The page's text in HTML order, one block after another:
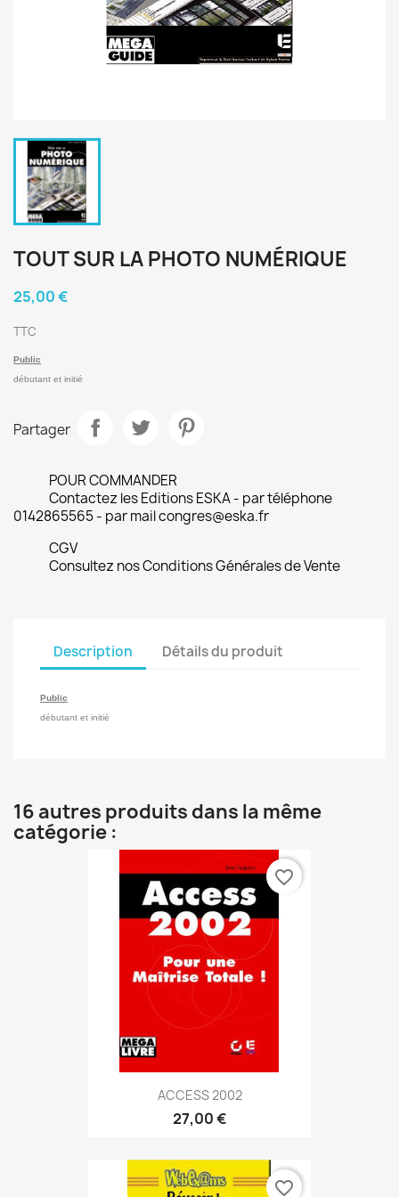
TOUT SUR LA PHOTO NUMÉRIQUE
25,00 €
TTC
Public
débutant et initié
Partager
POUR COMMANDER
Contactez les Editions ESKA - par téléphone
0142865565 - par mail congres@eska.fr
CGV
Consultez nos Conditions Générales de Vente
Description Détails du produit
Public
débutant et initié
16 autres produits dans la même
catégorie :
ACCESS 2002
27,00 €
favorite_border
favorite_border